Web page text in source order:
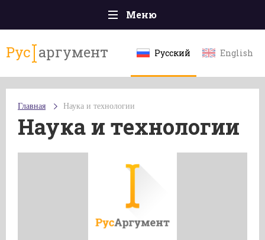
Меню
Политика
Общество
Экономика
Культура
Эксклюзивы
Рус аргумент Русский English
Главная Наука и технологии
Наука и технологии